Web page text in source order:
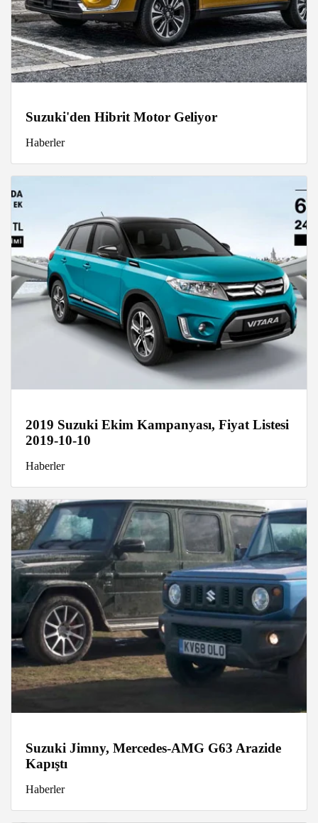
Suzuki'den Hibrit Motor Geliyor
Haberler
2019 Suzuki Ekim Kampanyası, Fiyat Listesi
2019-10-10
Haberler
Suzuki Jimny, Mercedes-AMG G63 Arazide
Kapıştı
Haberler